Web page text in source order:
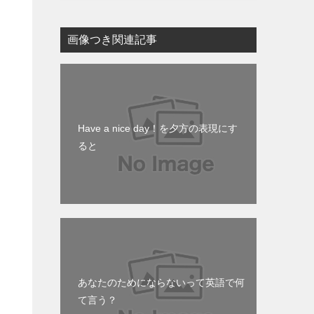
画像つき関連記事
Have a nice day！を夕方の表現にす
ると
あなたのためにならないって英語で何
て言う？